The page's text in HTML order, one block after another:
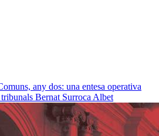
any dos: una entesa operativa
Bernat Surroca Albet